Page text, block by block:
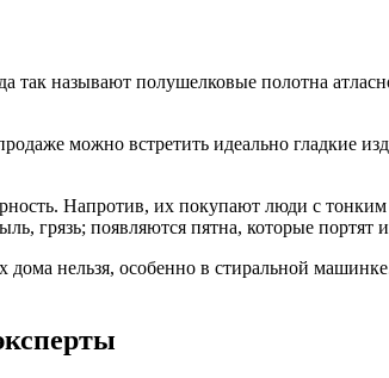
так называют полушелковые полотна
можно встретить идеально гладкие
Напротив, их покупают люди с
грязь; появляются пятна, которые
нельзя, особенно в стиральной